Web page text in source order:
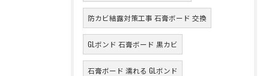
防カビ結露対策工事 石膏ボード 交換
GLボンド 石膏ボード 黒カビ
石膏ボード 濡れる GLボンド